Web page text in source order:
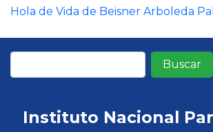
Hola de Vida de Beisner Arboleda
Instituto Nacional